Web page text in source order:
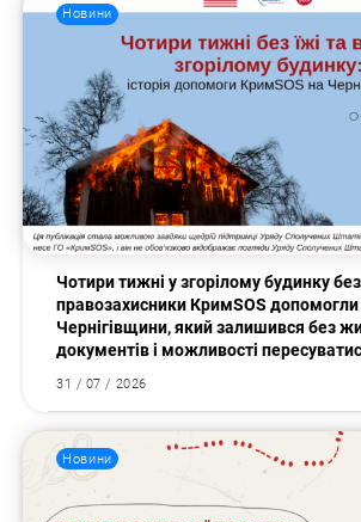
Новини
Чотири тижні у згорілому будинку
правозахисники КримSOS
Чернігівщини, який залишився без
документів і можливості
31 / 07 / 2026
Новини